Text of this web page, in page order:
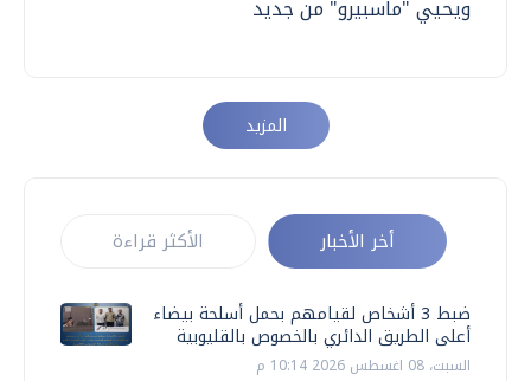
ويحيي "ماسبيرو" من جديد
المزيد
أخر الأخبار الأكثر قراءة
ضبط 3 أشخاص لقيامهم بحمل أسلحة بيضاء
أعلى الطريق الدائري بالخصوص بالقليوبية
السبت، 08 اغسطس 2026 10:14 م